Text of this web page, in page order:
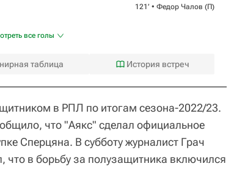
121‎’‎ • Федор Чалов (П)
все голы
таблица История встреч
в РПЛ по итогам сезона-2022/23.
что "Аякс" сделал официальное
Сперцяна. В субботу журналист Грач
в борьбу за полузащитника включился